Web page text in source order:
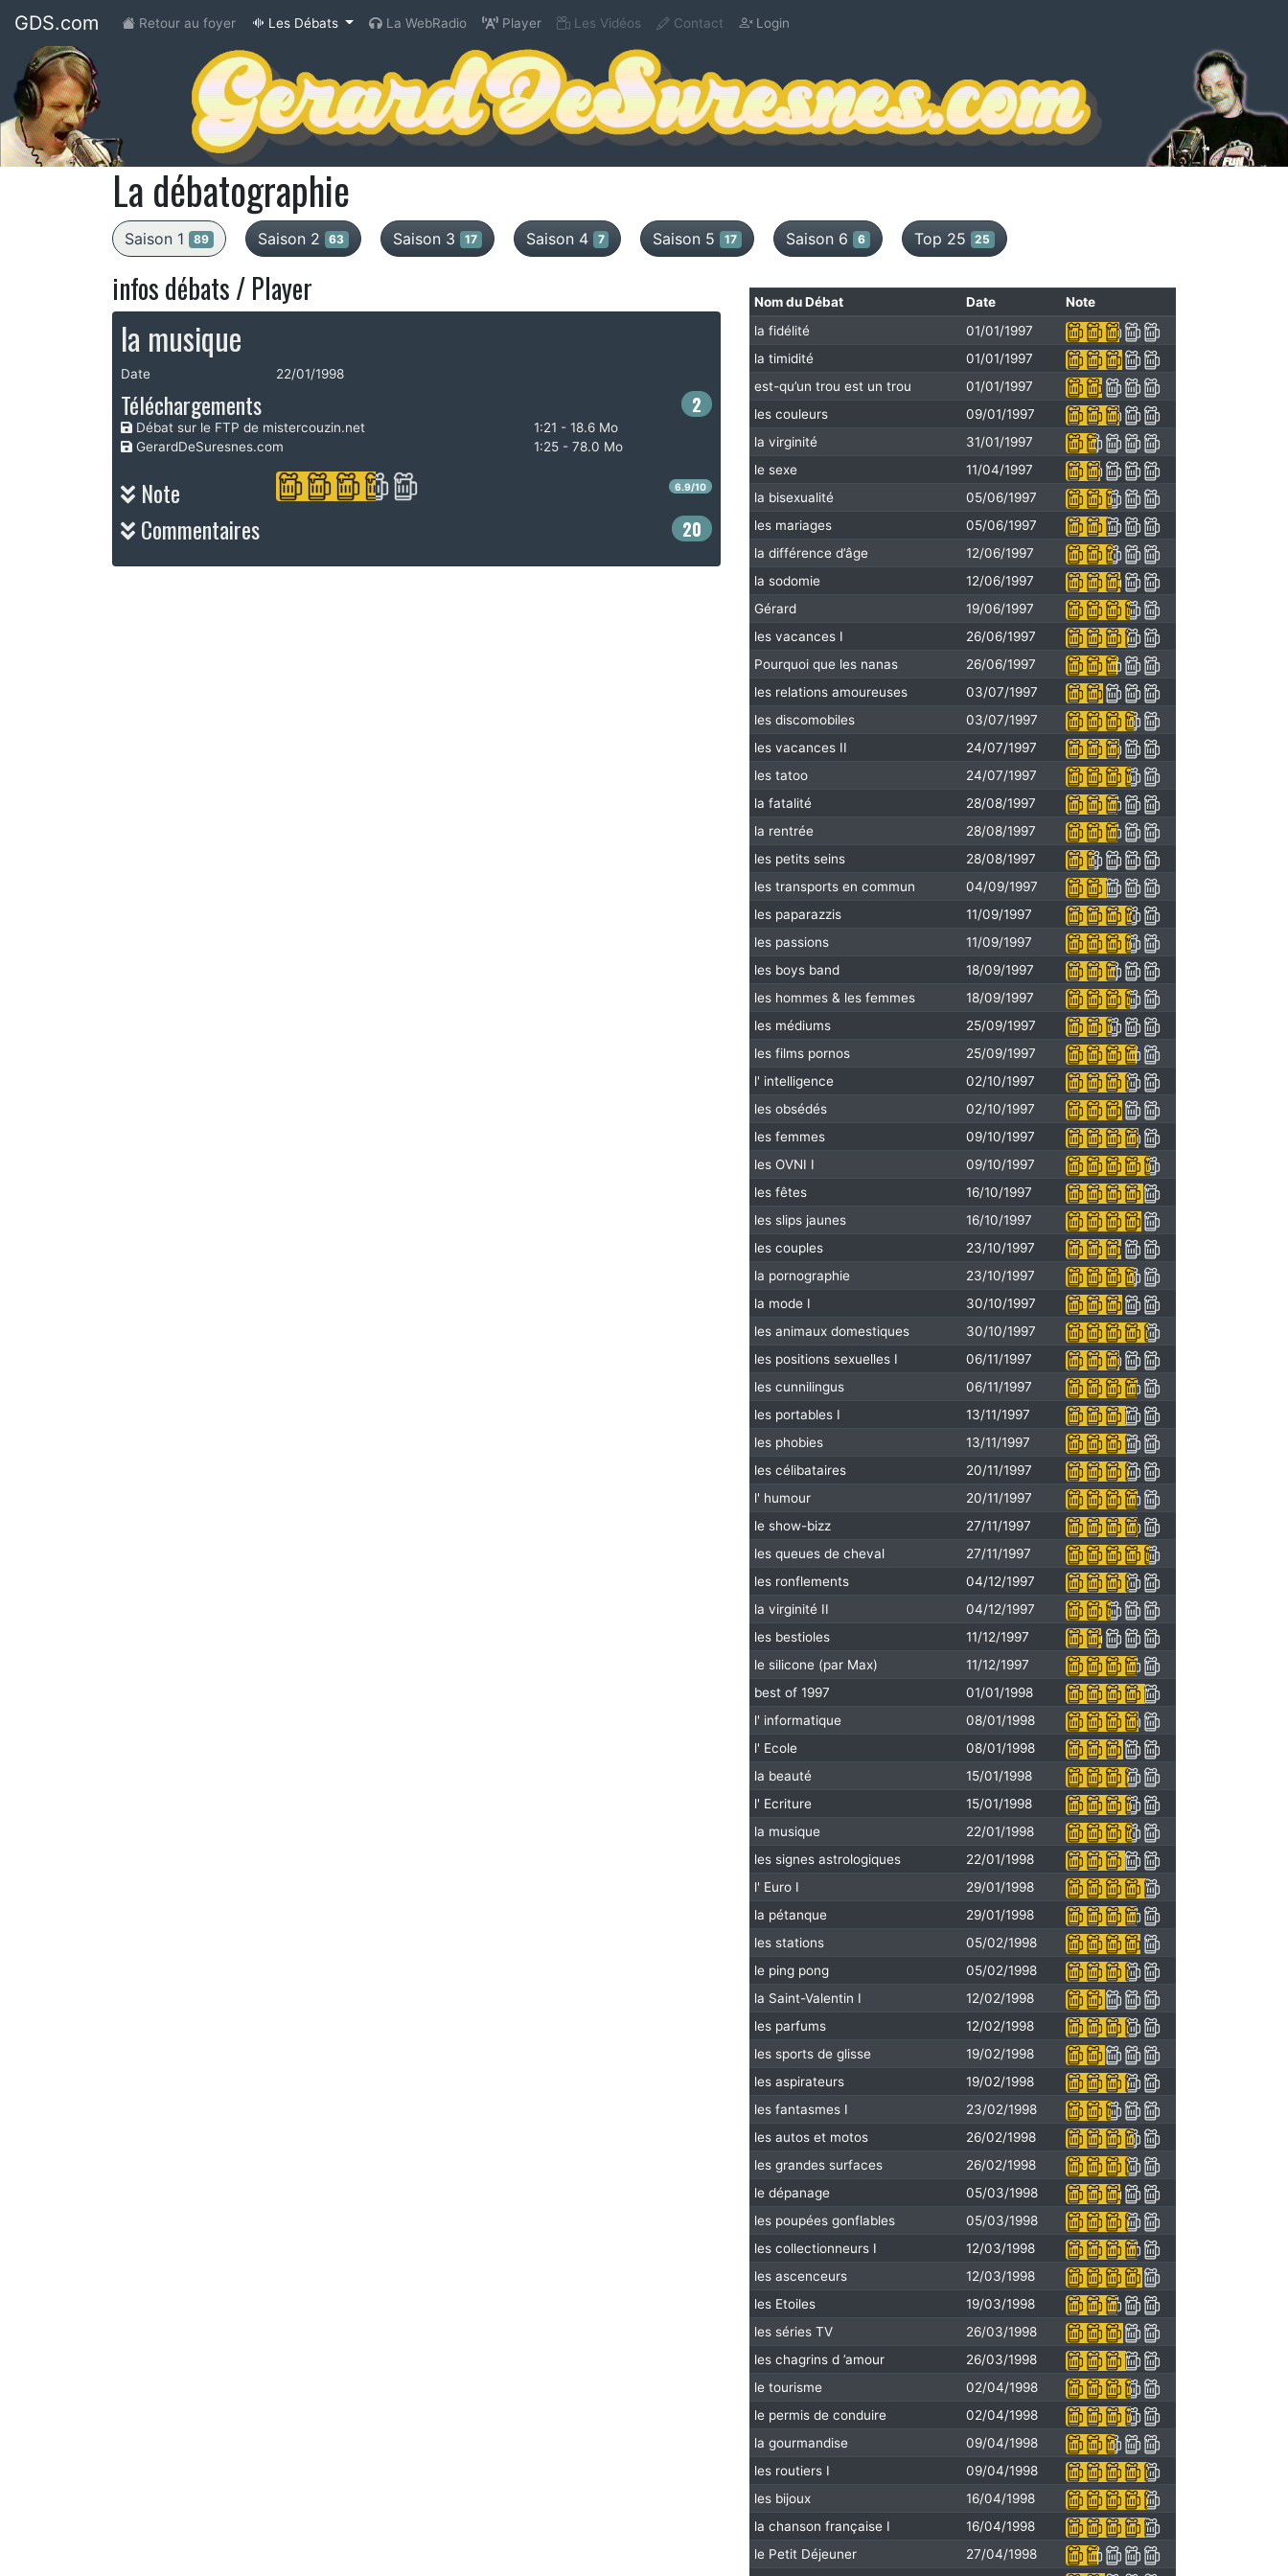
GDS.com Retour au foyer(current)Les Débats La WebRadio Player Les Vidéos Contact Login
La débatographie
Saison 1 89 Saison 2 63 Saison 3 17 Saison 4 7 Saison 5 17 Saison 6 6 Top 25 25
infos débats / Player
la musique
Date 22/01/1998
Téléchargements 2
Débat sur le FTP de mistercouzin.net
1:21 - 18.6 Mo
GerardDeSuresnes.com
1:25 - 78.0 Mo
Note 6.9/10
Commentaires 20
Nom du Débat Date
Note
la fidélité
01/01/1997
la timidité
01/01/1997
est-qu’un trou est un trou
01/01/1997
les couleurs
09/01/1997
la virginité
31/01/1997
le sexe
11/04/1997
la bisexualité
05/06/1997
les mariages
05/06/1997
la différence d’âge
12/06/1997
la sodomie
12/06/1997
Gérard
19/06/1997
les vacances I
26/06/1997
Pourquoi que les nanas
26/06/1997
les relations amoureuses
03/07/1997
les discomobiles
03/07/1997
les vacances II
24/07/1997
les tatoo
24/07/1997
la fatalité
28/08/1997
la rentrée
28/08/1997
les petits seins
28/08/1997
les transports en commun
04/09/1997
les paparazzis
11/09/1997
les passions
11/09/1997
les boys band
18/09/1997
les hommes & les femmes
18/09/1997
les médiums
25/09/1997
les films pornos
25/09/1997
l' intelligence
02/10/1997
les obsédés
02/10/1997
les femmes
09/10/1997
les OVNI I
09/10/1997
les fêtes
16/10/1997
les slips jaunes
16/10/1997
les couples
23/10/1997
la pornographie
23/10/1997
la mode I
30/10/1997
les animaux domestiques
30/10/1997
les positions sexuelles I
06/11/1997
les cunnilingus
06/11/1997
les portables I
13/11/1997
les phobies
13/11/1997
les célibataires
20/11/1997
l' humour
20/11/1997
le show-bizz
27/11/1997
les queues de cheval
27/11/1997
les ronflements
04/12/1997
la virginité II
04/12/1997
les bestioles
11/12/1997
le silicone (par Max)
11/12/1997
best of 1997
01/01/1998
l' informatique
08/01/1998
l' Ecole
08/01/1998
la beauté
15/01/1998
l' Ecriture
15/01/1998
la musique
22/01/1998
les signes astrologiques
22/01/1998
l' Euro I
29/01/1998
la pétanque
29/01/1998
les stations
05/02/1998
le ping pong
05/02/1998
la Saint-Valentin I
12/02/1998
les parfums
12/02/1998
les sports de glisse
19/02/1998
les aspirateurs
19/02/1998
les fantasmes I
23/02/1998
les autos et motos
26/02/1998
les grandes surfaces
26/02/1998
le dépanage
05/03/1998
les poupées gonflables
05/03/1998
les collectionneurs I
12/03/1998
les ascenceurs
12/03/1998
les Etoiles
19/03/1998
les séries TV
26/03/1998
les chagrins d ’amour
26/03/1998
le tourisme
02/04/1998
le permis de conduire
02/04/1998
la gourmandise
09/04/1998
les routiers I
09/04/1998
les bijoux
16/04/1998
la chanson française I
16/04/1998
le Petit Déjeuner
27/04/1998